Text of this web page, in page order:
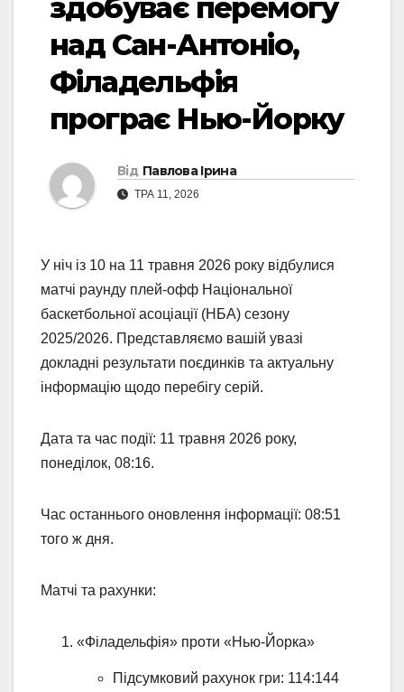
здобуває перемогу
над Сан-Антоніо,
Філадельфія
програє Нью-Йорку
Від Павлова Ірина
ТРА 11, 2026
У ніч із 10 на 11 травня 2026 року відбулися
матчі раунду плей-офф Національної
баскетбольної асоціації (НБА) сезону
2025/2026. Представляємо вашій увазі
докладні результати поєдинків та актуальну
інформацію щодо перебігу серій.
Дата та час події: 11 травня 2026 року,
понеділок, 08:16.
Час останнього оновлення інформації: 08:51
того ж дня.
Матчі та рахунки:
«Філадельфія» проти «Нью-Йорка»
Підсумковий рахунок гри: 114:144